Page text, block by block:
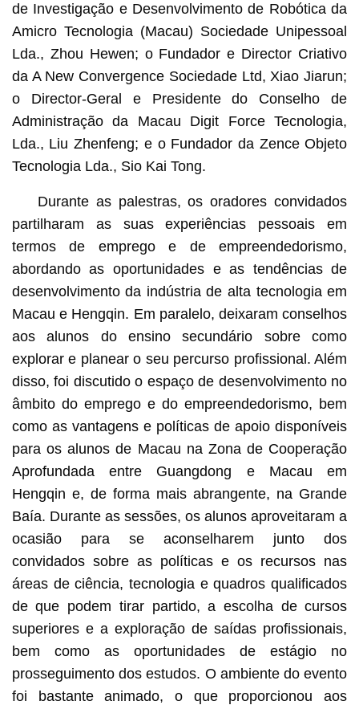
de Investigação e Desenvolvimento de Robótica da
Amicro Tecnologia (Macau) Sociedade Unipessoal
Lda., Zhou Hewen; o Fundador e Director Criativo
da A New Convergence Sociedade Ltd, Xiao Jiarun;
o Director-Geral e Presidente do Conselho de
Administração da Macau Digit Force Tecnologia,
Lda., Liu Zhenfeng; e o Fundador da Zence Objeto
Tecnologia Lda., Sio Kai Tong.
Durante as palestras, os oradores convidados
partilharam as suas experiências pessoais em
termos de emprego e de empreendedorismo,
abordando as oportunidades e as tendências de
desenvolvimento da indústria de alta tecnologia em
Macau e Hengqin. Em paralelo, deixaram conselhos
aos alunos do ensino secundário sobre como
explorar e planear o seu percurso profissional. Além
disso, foi discutido o espaço de desenvolvimento no
âmbito do emprego e do empreendedorismo, bem
como as vantagens e políticas de apoio disponíveis
para os alunos de Macau na Zona de Cooperação
Aprofundada entre Guangdong e Macau em
Hengqin e, de forma mais abrangente, na Grande
Baía. Durante as sessões, os alunos aproveitaram a
ocasião para se aconselharem junto dos
convidados sobre as políticas e os recursos nas
áreas de ciência, tecnologia e quadros qualificados
de que podem tirar partido, a escolha de cursos
superiores e a exploração de saídas profissionais,
bem como as oportunidades de estágio no
prosseguimento dos estudos. O ambiente do evento
foi bastante animado, o que proporcionou aos